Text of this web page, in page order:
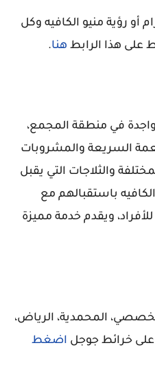
أو رؤية منيو الكافيه وكل
هذا الرابط هنا.
في منطقة المجمع،
السريعة والمشروبات
والثلاجات التي يقبل
باستقبالهم مع
للأفراد، ويقدم خدمة مميزة
المحمدية، الرياض،
على خرائط جوجل اضغط